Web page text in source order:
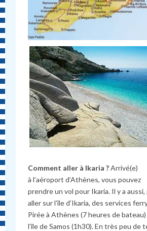
Comment aller à Ikaria ?Arrivé(e)
à l’aéroport d’Athènes, vous pouvez
prendre un vol pour Ikaria. Il y a
aller sur l’île d’Ikaria, des services
Pirée à Athènes (7 heures de
l’île de Samos (1h30). En très peu de